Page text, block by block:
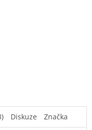
Diskuze Značka